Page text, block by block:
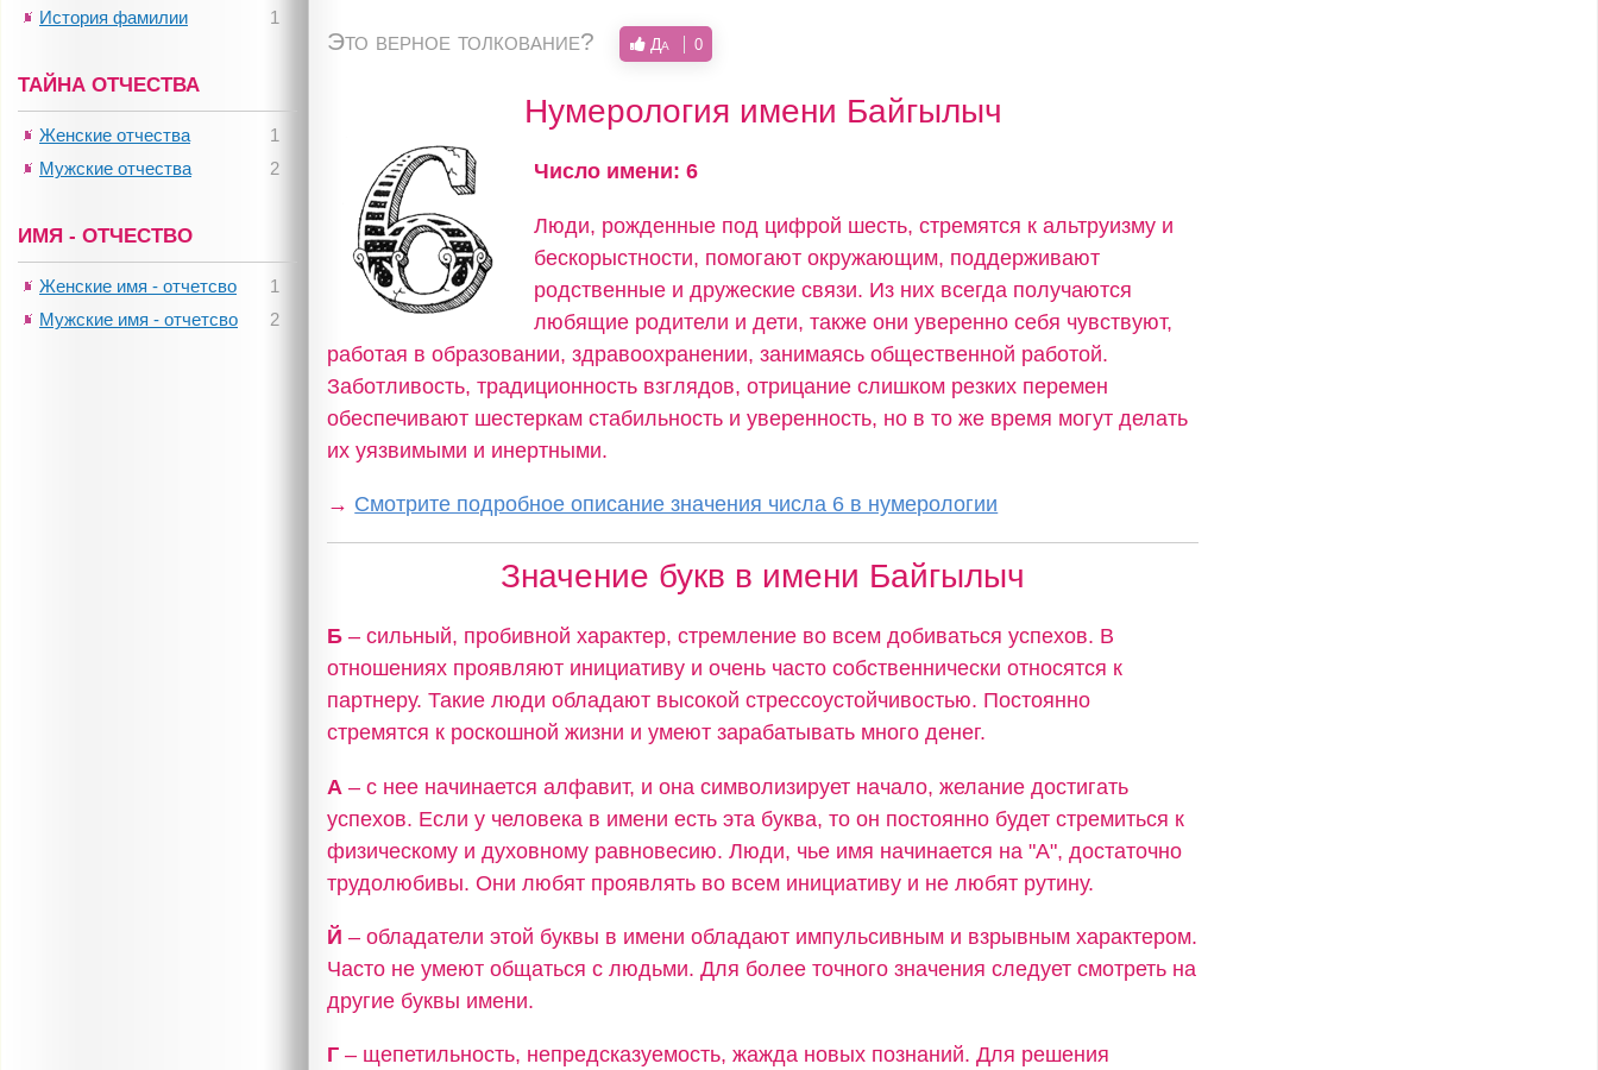
Это верное толкование? Да 0
Нумерология имени Байгылыч
Число имени: 6
Люди, рожденные под цифрой шесть, стремятся к альтруизму и
бескорыстности, помогают окружающим, поддерживают
родственные и дружеские связи. Из них всегда получаются
любящие родители и дети, также они уверенно себя чувствуют,
работая в образовании, здравоохранении, занимаясь общественной работой.
Заботливость, традиционность взглядов, отрицание слишком резких перемен
обеспечивают шестеркам стабильность и уверенность, но в то же время могут делать
их уязвимыми и инертными.
→ Смотрите подробное описание значения числа 6 в нумерологии
Значение букв в имени Байгылыч
Б – сильный, пробивной характер, стремление во всем добиваться успехов. В
отношениях проявляют инициативу и очень часто собственнически относятся к
партнеру. Такие люди обладают высокой стрессоустойчивостью. Постоянно
стремятся к роскошной жизни и умеют зарабатывать много денег.
А – с нее начинается алфавит, и она символизирует начало, желание достигать
успехов. Если у человека в имени есть эта буква, то он постоянно будет стремиться к
физическому и духовному равновесию. Люди, чье имя начинается на "А", достаточно
трудолюбивы. Они любят проявлять во всем инициативу и не любят рутину.
Й – обладатели этой буквы в имени обладают импульсивным и взрывным характером.
Часто не умеют общаться с людьми. Для более точного значения следует смотреть на
другие буквы имени.
Г – щепетильность, непредсказуемость, жажда новых познаний. Для решения
1
История фамилии
ТАЙНА ОТЧЕСТВА
1
Женские отчества
2
Мужские отчества
ИМЯ - ОТЧЕСТВО
1
Женские имя - отчетсво
2
Мужские имя - отчетсво